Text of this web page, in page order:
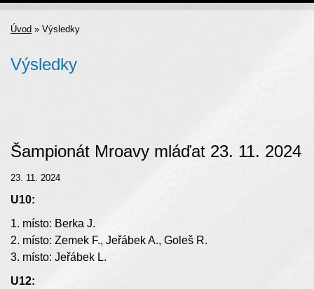
Úvod » Výsledky
Výsledky
Šampionát Mroavy mláďat 23. 11. 2024
23. 11. 2024
U10:
1. místo: Berka J.
2. místo: Zemek F., Jeřábek A., Goleš R.
3. místo: Jeřábek L.
U12: